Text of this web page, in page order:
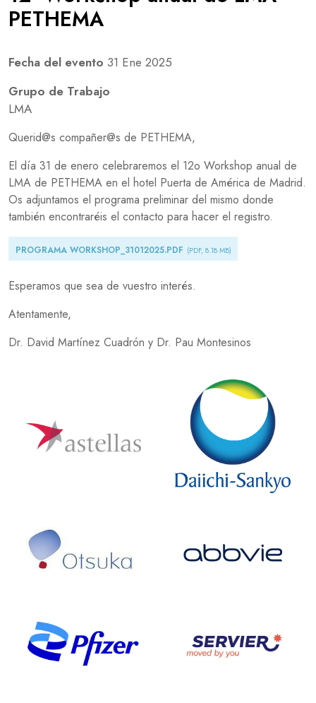
PETHEMA
Fecha del evento 31 Ene 2025
Grupo de Trabajo
LMA
Querid@s compañer@s de PETHEMA,
El día 31 de enero celebraremos el 12o Workshop anual de
LMA de PETHEMA en el hotel Puerta de América de Madrid.
Os adjuntamos el programa preliminar del mismo donde
también encontraréis el contacto para hacer el registro.
Document
PROGRAMA WORKSHOP_31012025.PDF (PDF, 8.18 MB)
Esperamos que sea de vuestro interés.
Atentamente,
Dr. David Martínez Cuadrón y Dr. Pau Montesinos